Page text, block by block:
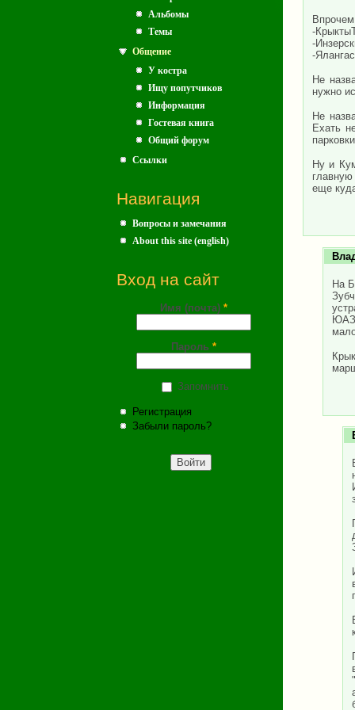
Альбомы
Темы
Общение
У костра
Ищу попутчиков
Информация
Гостевая книга
Общий форум
Ссылки
Навигация
Вопросы и замечания
About this site (english)
Вход на сайт
Имя (почта) *
Пароль *
Запомнить
Регистрация
Забыли пароль?
-
-
-Ялангас
Не
нужно
Не
Ехать
Ну и
еще
На